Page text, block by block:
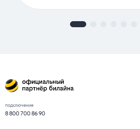
подключение
8 800 700 86 90